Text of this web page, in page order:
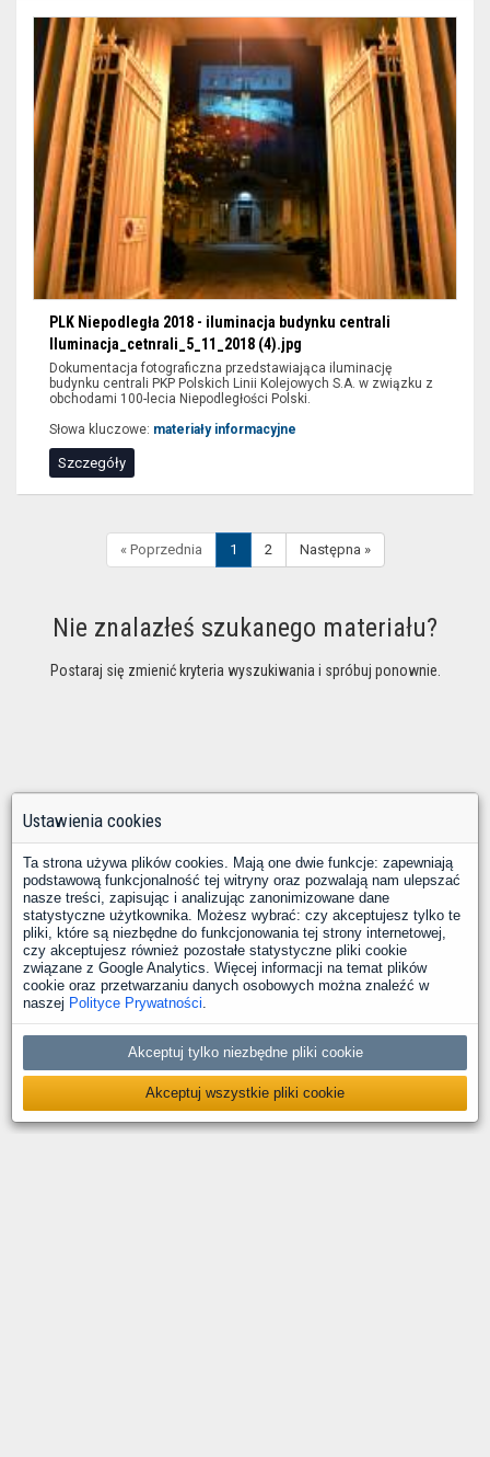
PLK Niepodległa 2018 - iluminacja budynku centrali
Iluminacja_cetnrali_5_11_2018 (4).jpg
Dokumentacja fotograficzna przedstawiająca iluminację
budynku centrali PKP Polskich Linii Kolejowych S.A. w związku z
obchodami 100-lecia Niepodległości Polski.
Słowa kluczowe: materiały informacyjne
Szczegóły
« Poprzednia 1 2 Następna »
Nie znalazłeś szukanego materiału?
Postaraj się zmienić kryteria wyszukiwania i spróbuj ponownie.
Ustawienia cookies
Ta strona używa plików cookies. Mają one dwie funkcje: zapewniają
podstawową funkcjonalność tej witryny oraz pozwalają nam ulepszać
nasze treści, zapisując i analizując zanonimizowane dane
statystyczne użytkownika. Możesz wybrać: czy akceptujesz tylko te
pliki, które są niezbędne do funkcjonowania tej strony internetowej,
czy akceptujesz również pozostałe statystyczne pliki cookie
związane z Google Analytics. Więcej informacji na temat plików
cookie oraz przetwarzaniu danych osobowych można znaleźć w
naszej Polityce Prywatności.
Akceptuj tylko niezbędne pliki cookie
Akceptuj wszystkie pliki cookie